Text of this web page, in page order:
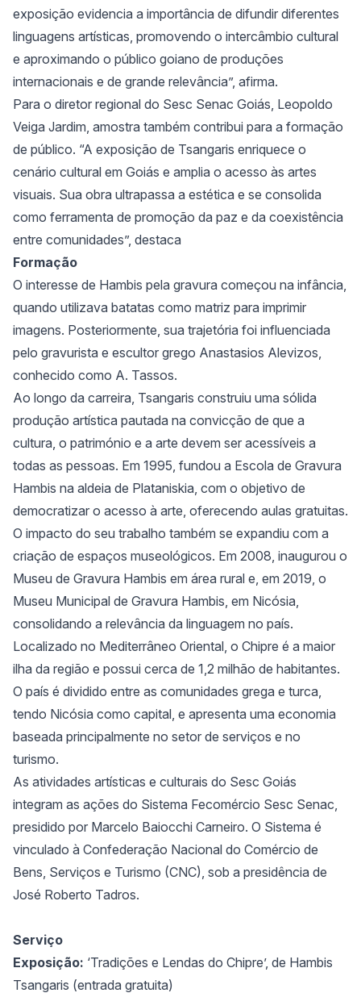
exposição evidencia a importância de difundir diferentes
linguagens artísticas, promovendo o intercâmbio cultural
e aproximando o público goiano de produções
internacionais e de grande relevância”, afirma.
Para o diretor regional do Sesc Senac Goiás, Leopoldo
Veiga Jardim, amostra também contribui para a formação
de público. “A exposição de Tsangaris enriquece o
cenário cultural em Goiás e amplia o acesso às artes
visuais. Sua obra ultrapassa a estética e se consolida
como ferramenta de promoção da paz e da coexistência
entre comunidades”, destaca
Formação
O interesse de Hambis pela gravura começou na infância,
quando utilizava batatas como matriz para imprimir
imagens. Posteriormente, sua trajetória foi influenciada
pelo gravurista e escultor grego Anastasios Alevizos,
conhecido como A. Tassos.
Ao longo da carreira, Tsangaris construiu uma sólida
produção artística pautada na convicção de que a
cultura, o património e a arte devem ser acessíveis a
todas as pessoas. Em 1995, fundou a Escola de Gravura
Hambis na aldeia de Plataniskia, com o objetivo de
democratizar o acesso à arte, oferecendo aulas gratuitas.
O impacto do seu trabalho também se expandiu com a
criação de espaços museológicos. Em 2008, inaugurou o
Museu de Gravura Hambis em área rural e, em 2019, o
Museu Municipal de Gravura Hambis, em Nicósia,
consolidando a relevância da linguagem no país.
Localizado no Mediterrâneo Oriental, o Chipre é a maior
ilha da região e possui cerca de 1,2 milhão de habitantes.
O país é dividido entre as comunidades grega e turca,
tendo Nicósia como capital, e apresenta uma economia
baseada principalmente no setor de serviços e no
turismo.
As atividades artísticas e culturais do Sesc Goiás
integram as ações do Sistema Fecomércio Sesc Senac,
presidido por Marcelo Baiocchi Carneiro. O Sistema é
vinculado à Confederação Nacional do Comércio de
Bens, Serviços e Turismo (CNC), sob a presidência de
José Roberto Tadros.
Serviço
Exposição: ‘Tradições e Lendas do Chipre’, de Hambis
Tsangaris (entrada gratuita)